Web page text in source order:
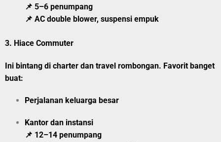
📌 5–6 penumpang
📌 AC double blower, suspensi empuk
3. Hiace Commuter
Ini bintang di charter dan travel rombongan. Favorit banget
buat:
Perjalanan keluarga besar
Kantor dan instansi
📌 12–14 penumpang